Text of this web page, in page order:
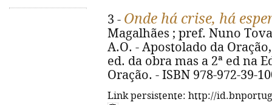
3 - Onde há crise, há
Magalhães ; pref. Nuno
A.O. - Apostolado da
ed. da obra mas a 2ª ed na
Oração. - ISBN 978-972-39-
Link persistente: http://